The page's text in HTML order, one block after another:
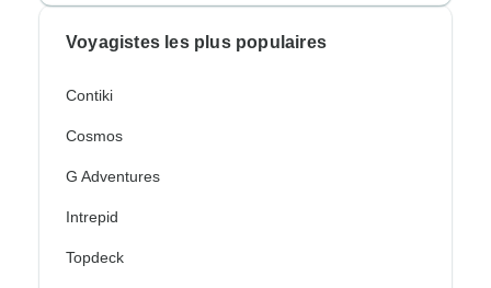
Voyagistes les plus populaires
Contiki
Cosmos
G Adventures
Intrepid
Topdeck